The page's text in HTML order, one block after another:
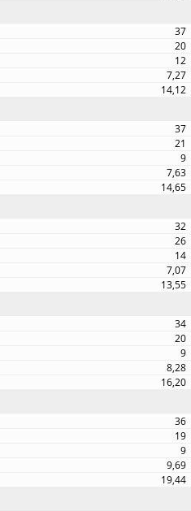
37
20
12
7,27
14,12
37
21
9
7,63
14,65
32
26
14
7,07
13,55
34
20
9
8,28
16,20
36
19
9
9,69
19,44